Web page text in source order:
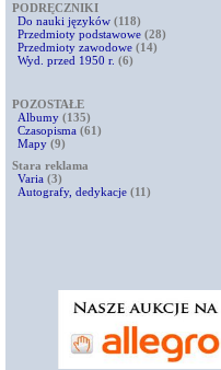
PODRĘCZNIKI
Do nauki języków (118)
Przedmioty podstawowe (28)
Przedmioty zawodowe (14)
Wyd. przed 1950 r. (6)
POZOSTAŁE
Albumy (135)
Czasopisma (61)
Mapy (9)
Stara reklama
Varia (3)
Autografy, dedykacje (11)